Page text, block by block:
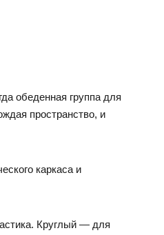
обеденная группа для
пространство, и
каркаса и
Круглый — для